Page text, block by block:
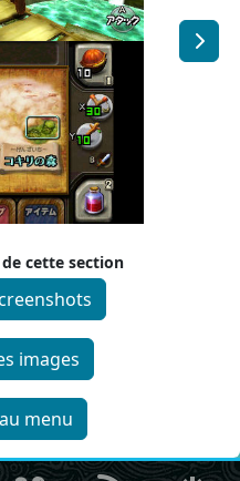
cette section
images
menu